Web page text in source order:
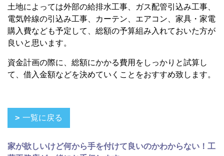
土地によっては外部の給排水工事、ガス配管引込み工事、
電気幹線の引込み工事、カーテン、エアコン、家具・家電
購入費なども予定して、総額の予算組み入れておいた方が
良いと思います。
資金計画の際に、総額にかかる費用をしっかりと試算し
て、借入金額などを決めていくことをおすすめ致します。
一覧に戻る
家が欲しいけど何から手を付けて良いのかわからない！工